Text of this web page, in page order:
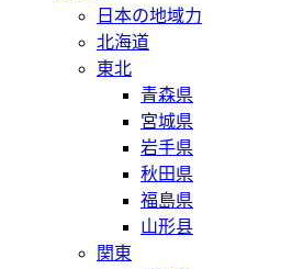
日本の地域力
北海道
東北
青森県
宮城県
岩手県
秋田県
福島県
山形县
関東